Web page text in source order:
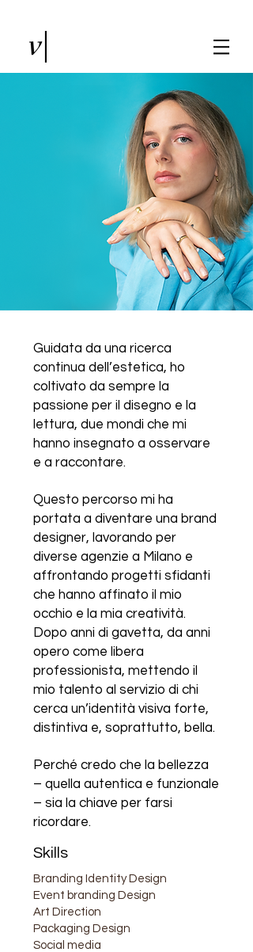
Skills
Branding Identity Design
Event branding Design
Art Direction
Packaging Design
Social media
Guidata da una ricerca
continua dell’estetica, ho
coltivato da sempre la
passione per il disegno e la
lettura, due mondi che mi
hanno insegnato a osservare
e a raccontare.
Questo percorso mi ha
portata a diventare una brand
designer, lavorando per
diverse agenzie a Milano e
affrontando progetti sfidanti
che hanno affinato il mio
occhio e la mia creatività.
Dopo anni di gavetta, da anni
opero come libera
professionista, mettendo il
mio talento al servizio di chi
cerca un’identità visiva forte,
distintiva e, soprattutto, bella.
Perché credo che la bellezza
– quella autentica e funzionale
– sia la chiave per farsi
ricordare.